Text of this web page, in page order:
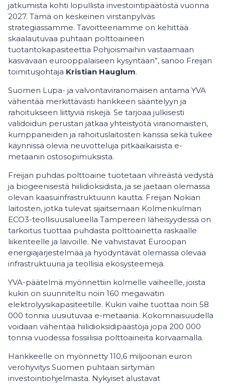
jatkumista kohti lopullista investointipäätöstä vuonna
2027. Tämä on keskeinen virstanpylväs
strategiassamme. Tavoitteenamme on kehittää
skaalautuvaa puhtaan polttoaineen
tuotantokapasiteettia Pohjoismaihin vastaamaan
kasvavaan eurooppalaiseen kysyntään”, sanoo Freijan
toimitusjohtaja Kristian Hauglum.
Suomen Lupa- ja valvontaviranomaisen antama YVA
vähentää merkittävästi hankkeen sääntelyyn ja
rahoitukseen liittyviä riskejä. Se tarjoaa julkisesti
validoidun perustan jatkaa yhteistyötä viranomaisten,
kumppaneiden ja rahoituslaitosten kanssa sekä tukee
käynnissä olevia neuvotteluja pitkäaikaisista e-
metaanin ostosopimuksista.
Freijan puhdas polttoaine tuotetaan vihreästä vedystä
ja biogeenisestä hiilidioksidista, ja se jaetaan olemassa
olevan kaasuinfrastruktuurin kautta. Freijan Nokian
laitosten, jotka tulevat sijaitsemaan Kolmenkulman
ECO3-teollisuusalueella Tampereen läheisyydessä on
tarkoitus tuottaa puhdasta polttoainetta raskaalle
liikenteelle ja laivoille. Ne vahvistavat Euroopan
energiajärjestelmää ja hyödyntävät olemassa olevaa
infrastruktuuria ja teollisia ekosysteemejä.
YVA-päätelmä myönnettiin kolmelle vaiheelle, joista
kukin on suunniteltu noin 160 megawatin
elektrolyysikapasiteetille. Kukin vaihe tuottaa noin 58
000 tonnia uusiutuvaa e-metaania. Kokomnaisuudella
voidaan vähentää hiilidioksidipäästöjä jopa 200 000
tonnia vuodessa fossiilisia polttoaineita korvaamalla.
Hankkeelle on myönnetty 110,6 miljoonan euron
verohyvitys Suomen puhtaan siirtymän
investointiohjelmasta. Nykyiset alustavat